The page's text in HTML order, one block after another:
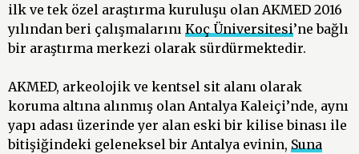
ilk ve tek özel araştırma kuruluşu olan AKMED 2016
yılından beri çalışmalarını Koç Üniversitesi’ne bağlı
bir araştırma merkezi olarak sürdürmektedir.
AKMED, arkeolojik ve kentsel sit alanı olarak
koruma altına alınmış olan Antalya Kaleiçi’nde, aynı
yapı adası üzerinde yer alan eski bir kilise binası ile
bitişiğindeki geleneksel bir Antalya evinin, Suna